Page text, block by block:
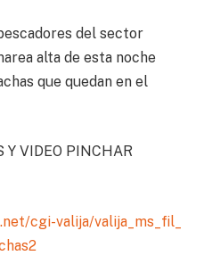
del sector
alta de esta noche
que quedan en el
Y VIDEO PINCHAR
net/cgi-valija/valija_ms_fil_